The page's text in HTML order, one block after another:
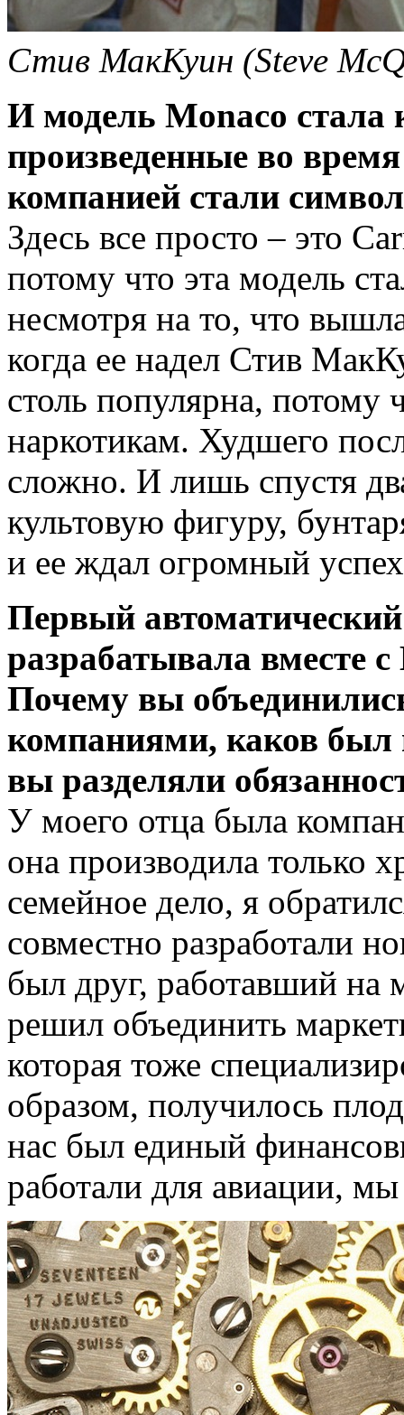
Стив МакКуин (Steve
И модель Monaco
произведенные во
компанией стали
Здесь все просто – это
потому что эта модель
несмотря на то, что
когда ее надел Стив
столь популярна, потому
наркотикам. Худшего
сложно. И лишь спустя
культовую фигуру,
и ее ждал огромный
Первый
разрабатывала вместе
Почему вы
компаниями, каков был
вы разделяли
У моего отца была
она производила только
семейное дело, я
совместно разработали
был друг, работавший на
решил объединить
которая тоже
образом, получилось
нас был единый
работали для авиации,